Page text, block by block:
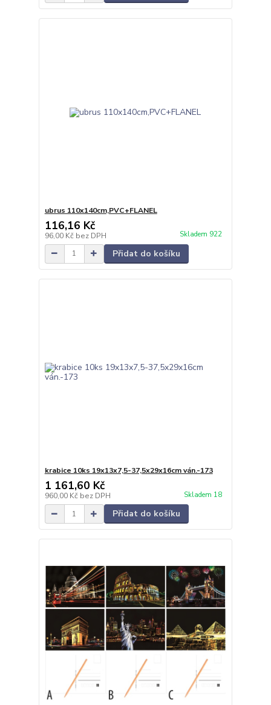
ubrus 110x140cm,PVC+FLANEL
116,16 Kč
96,00 Kč bez DPH Skladem 922
Přidat do košíku
krabice 10ks 19x13x7,5-37,5x29x16cm ván.-173
1 161,60 Kč
960,00 Kč bez DPH Skladem 18
Přidat do košíku